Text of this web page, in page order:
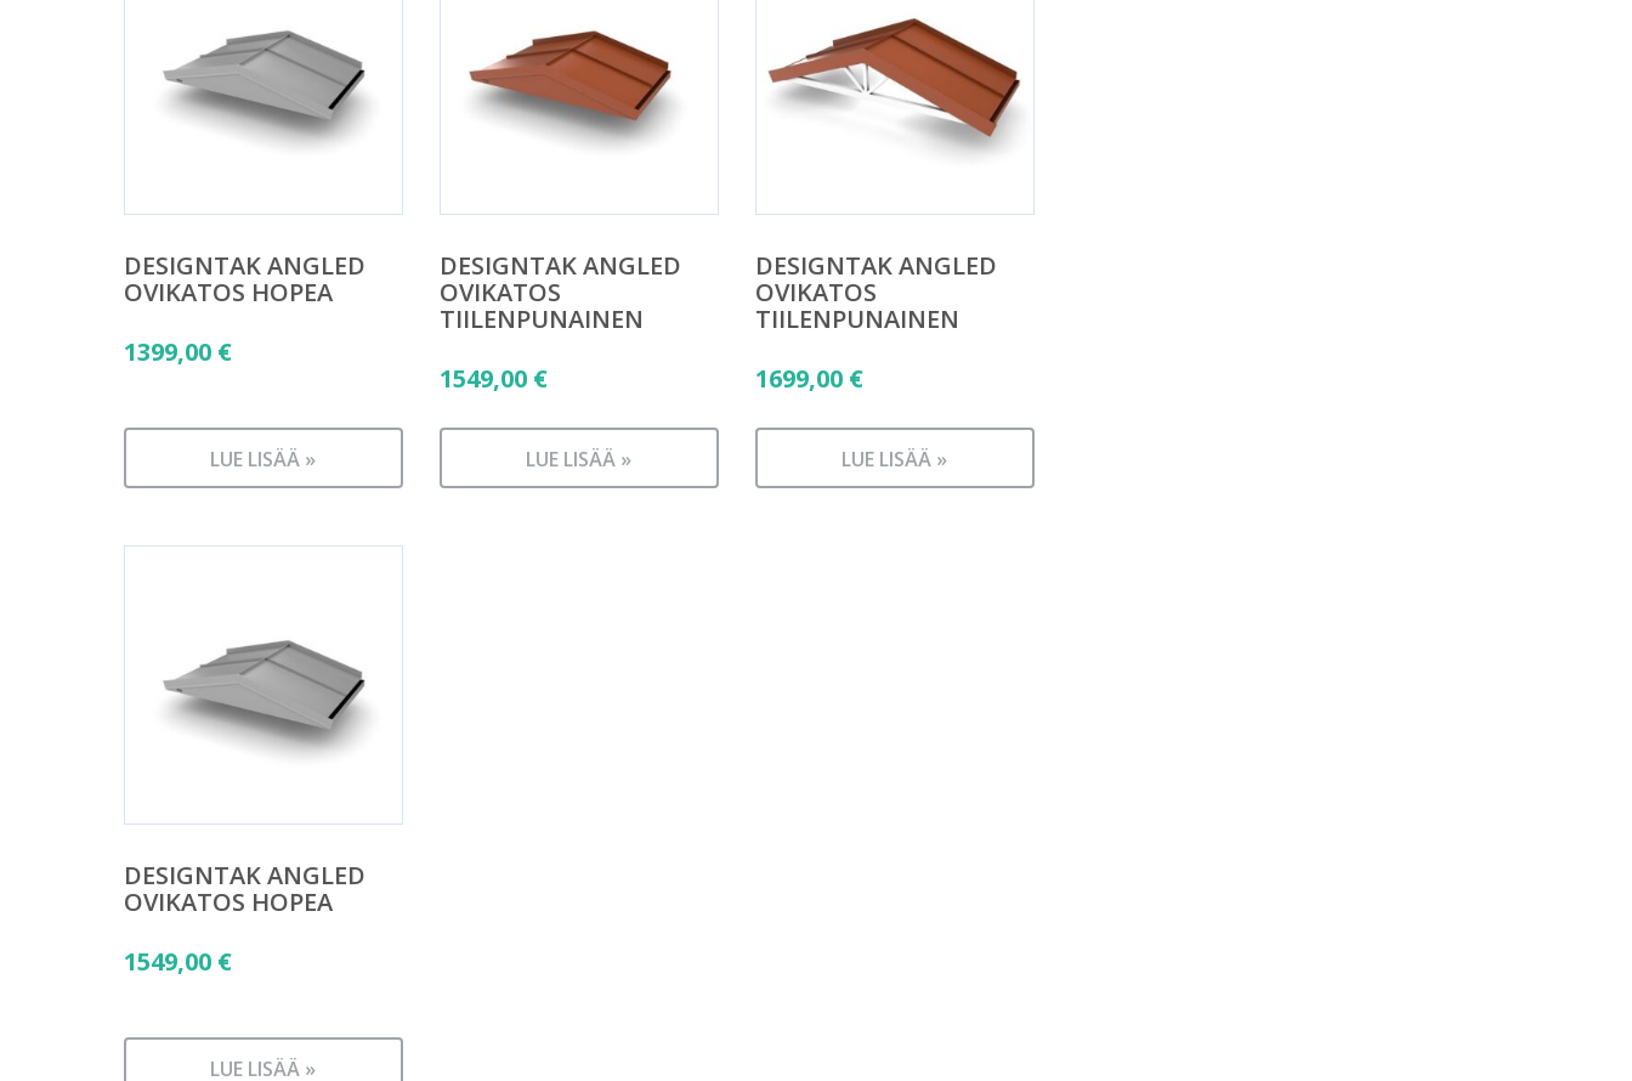
DESIGNTAK ANGLED
OVIKATOS HOPEA
1399,00 €
LUE LISÄÄ »
DESIGNTAK ANGLED
OVIKATOS
TIILENPUNAINEN
1549,00 €
LUE LISÄÄ »
DESIGNTAK ANGLED
OVIKATOS
TIILENPUNAINEN
1699,00 €
LUE LISÄÄ »
DESIGNTAK ANGLED
OVIKATOS HOPEA
1549,00 €
LUE LISÄÄ »